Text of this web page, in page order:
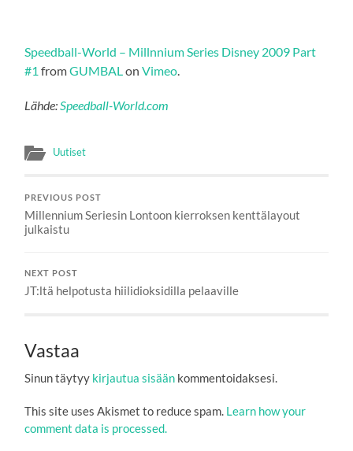
Speedball-World – Millnnium Series Disney 2009 Part
#1 fromGUMBAL onVimeo
Lähde: Speedball-World.com
Uutiset
PREVIOUS POST
Millennium Seriesin Lontoon kierroksen kenttälayout
julkaistu
NEXT POST
JT:ltä helpotusta hiilidioksidilla pelaaville
Vastaa
Sinun täytyy kirjautua sisään kommentoidaksesi.
This site uses Akismet to reduce spam. Learn how your
comment data is processed.